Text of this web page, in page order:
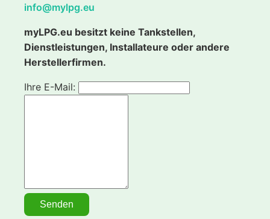
info@mylpg.eu
myLPG.eu besitzt keine Tankstellen,
Dienstleistungen, Installateure oder andere
Herstellerfirmen.
Ihre E-Mail: